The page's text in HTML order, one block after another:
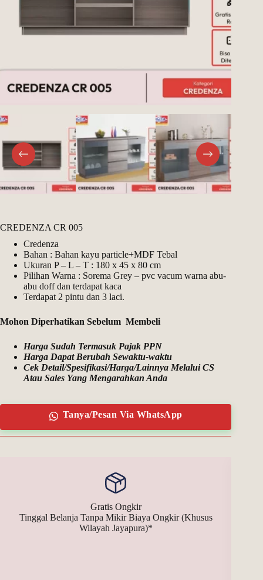
CREDENZA CR 005
Credenza
Bahan : Bahan kayu particle+MDF Tebal
Ukuran P – L – T : 180 x 45 x 80 cm
Pilihan Warna : Sorema Grey – pvc vacum warna abu-
abu doff dan terdapat kaca
Terdapat 2 pintu dan 3 laci.
Mohon Diperhatikan Sebelum Membeli
Harga Sudah Termasuk Pajak PPN
Harga Dapat Berubah Sewaktu-waktu
Cek Detail/Spesifikasi/Harga/Lainnya Melalui CS
Atau Sales Yang Mengarahkan Anda
Tanya/Pesan Via WhatsApp
Gratis Ongkir
Tinggal Belanja Tanpa Mikir Biaya Ongkir (Khusus
Wilayah Jayapura)*